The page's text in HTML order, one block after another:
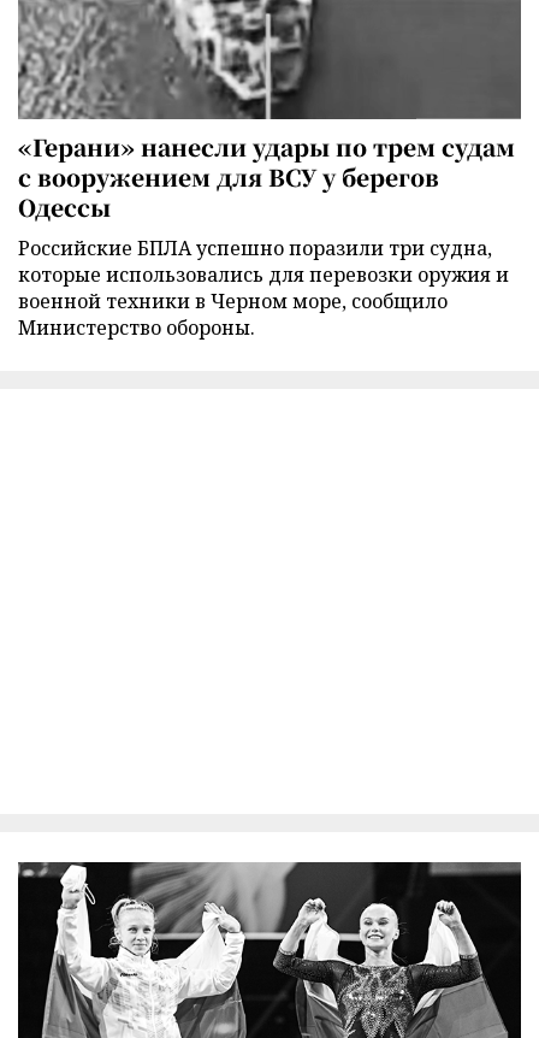
«Герани» нанесли удары по трем судам
с вооружением для ВСУ у берегов
Одессы
Российские БПЛА успешно поразили три судна,
которые использовались для перевозки оружия и
военной техники в Черном море, сообщило
Министерство обороны.